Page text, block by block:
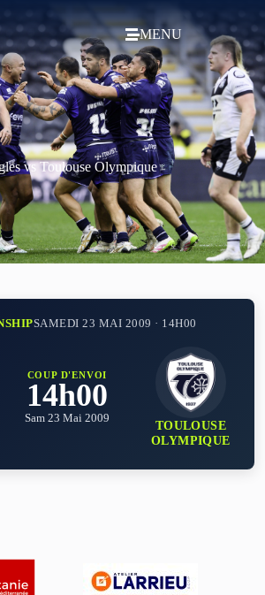
MENU
vs Toulouse Olympique
SAMEDI 23 MAI 2009 · 14H00
COUP D'ENVOI
14h00
Sam 23 Mai 2009
TOULOUSE
OLYMPIQUE